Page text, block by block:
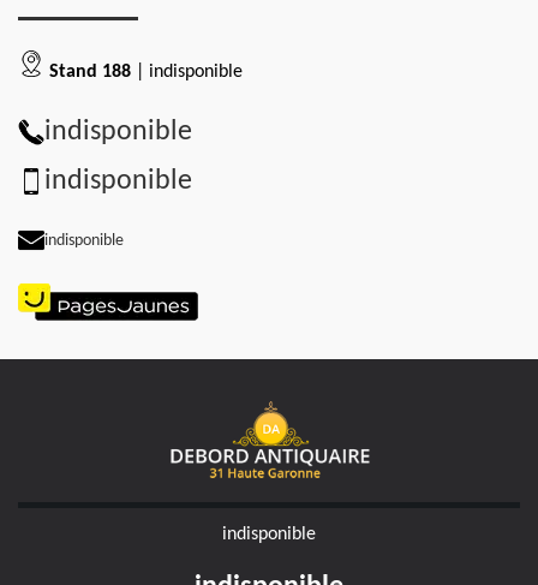
Stand 188 | indisponible
indisponible
indisponible
indisponible
indisponible